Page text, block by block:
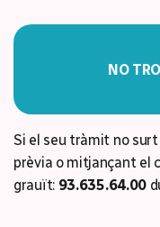
NO
Si el seu tràmit no
prèvia o mitjançant el
grauït: 93.635.64.00